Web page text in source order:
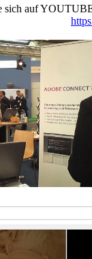
sich auf